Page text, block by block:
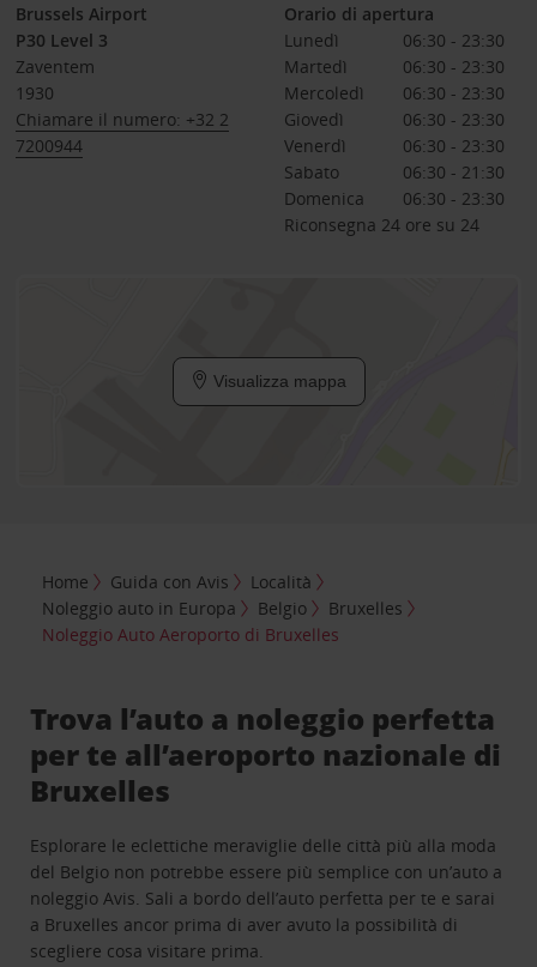
Brussels Airport
P30 Level 3
Zaventem
1930
Chiamare il numero: +32 2
7200944
Orario di apertura
Lunedì
06:30 - 23:30
Martedì
06:30 - 23:30
Mercoledì
06:30 - 23:30
Giovedì
06:30 - 23:30
Venerdì
06:30 - 23:30
Sabato
06:30 - 21:30
Domenica
06:30 - 23:30
Riconsegna 24 ore su 24
Visualizza mappa
Home Guida con Avis
Località
Noleggio auto in Europa
Belgio
Bruxelles
Noleggio Auto Aeroporto di Bruxelles
Trova l’auto a noleggio perfetta
per te all’aeroporto nazionale di
Bruxelles
Esplorare le eclettiche meraviglie delle città più alla moda
del Belgio non potrebbe essere più semplice con un’auto a
noleggio Avis. Sali a bordo dell’auto perfetta per te e sarai
a Bruxelles ancor prima di aver avuto la possibilità di
scegliere cosa visitare prima.